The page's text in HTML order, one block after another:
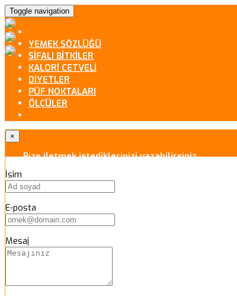
Toggle navigation
YEMEK SÖZLÜĞÜ
ŞİFALI BİTKİLER
KALORİ CETVELİ
DİYETLER
PÜF NOKTALARI
ÖLÇÜLER
×
Bize iletmek istediklerinizi yazabilirsiniz.
İsim
E-posta
Mesaj